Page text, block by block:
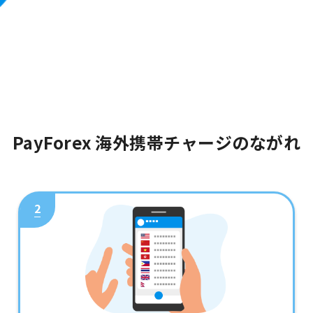
PayForex 海外携帯チャージのながれ
2